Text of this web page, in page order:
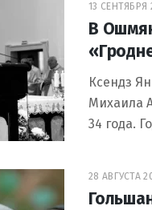
13 СЕНТЯБРЯ
В
Ксендз
Михаила
34 года.
28 АВГУСТА